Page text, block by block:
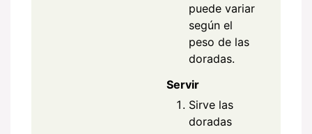
puede variar
según el
peso de las
doradas.
Servir
Sirve las
doradas